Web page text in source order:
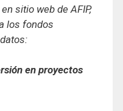
sitio web de AFIP,
los fondos
en proyectos